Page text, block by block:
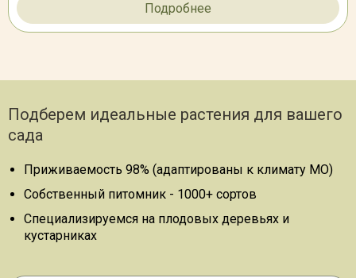
Подробнее
Подберем идеальные растения для вашего
сада
Приживаемость 98% (адаптированы к климату МО)
Собственный питомник - 1000+ сортов
Специализируемся на плодовых деревьях и
кустарниках